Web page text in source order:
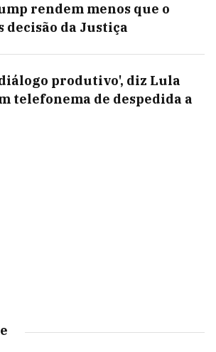
rendem menos que o
decisão da Justiça
produtivo', diz Lula
telefonema de despedida a